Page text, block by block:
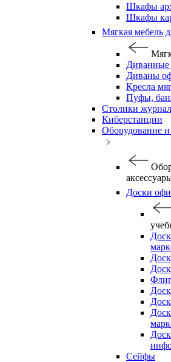
Шкафы
Шкафы
Мягкая мебель
Диванные
Диваны
Кресла
Пуфы,
Столики
Киберстанции
Оборудование и
Доски
Сейфы